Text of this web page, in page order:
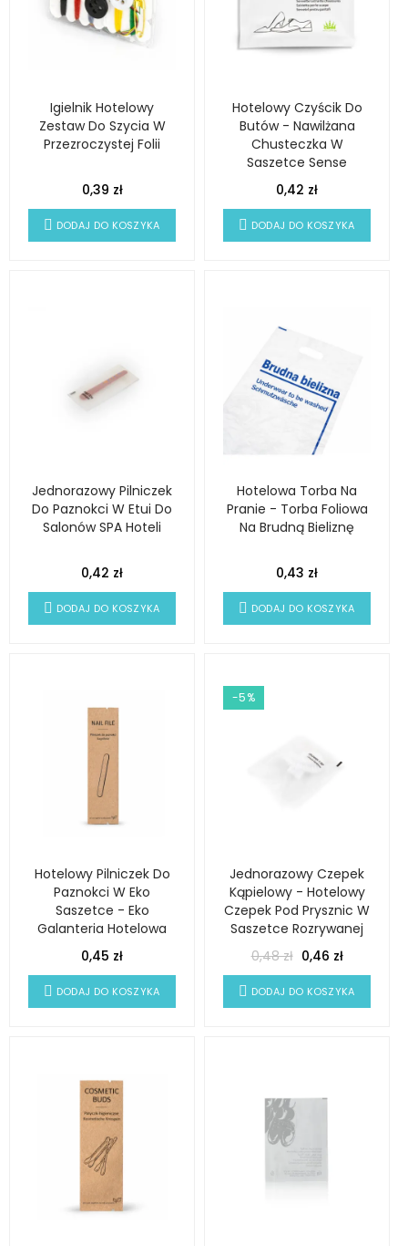
Igielnik Hotelowy
Zestaw Do Szycia W
Przezroczystej Folii
0,39 zł
DODAJ DO KOSZYKA
Hotelowy Czyścik Do
Butów - Nawilżana
Chusteczka W
Saszetce Sense
0,42 zł
DODAJ DO KOSZYKA
Jednorazowy Pilniczek
Do Paznokci W Etui Do
Salonów SPA Hoteli
0,42 zł
DODAJ DO KOSZYKA
Hotelowa Torba Na
Pranie - Torba Foliowa
Na Brudną Bieliznę
0,43 zł
DODAJ DO KOSZYKA
Hotelowy Pilniczek Do
Paznokci W Eko
Saszetce - Eko
Galanteria Hotelowa
0,45 zł
DODAJ DO KOSZYKA
-5%
Jednorazowy Czepek
Kąpielowy - Hotelowy
Czepek Pod Prysznic W
Saszetce Rozrywanej
0,48 zł 0,46 zł
DODAJ DO KOSZYKA